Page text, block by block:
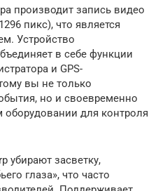
производит запись видео
пикс), что является
Устройство
в себе функции
и GPS-
вы не только
но и своевременно
оборудовании для контроля
убирают засветку,
глаза», что часто